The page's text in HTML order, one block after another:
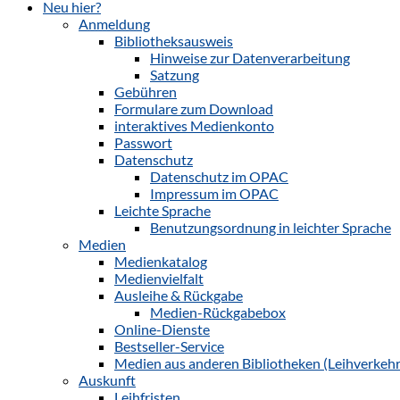
Neu hier?
Anmeldung
Bibliotheksausweis
Hinweise zur Datenverarbeitung
Satzung
Gebühren
Formulare zum Download
interaktives Medienkonto
Passwort
Datenschutz
Datenschutz im OPAC
Impressum im OPAC
Leichte Sprache
Benutzungsordnung in leichter Sprache
Medien
Medienkatalog
Medienvielfalt
Ausleihe & Rückgabe
Medien-Rückgabebox
Online-Dienste
Bestseller-Service
Medien aus anderen Bibliotheken
Auskunft